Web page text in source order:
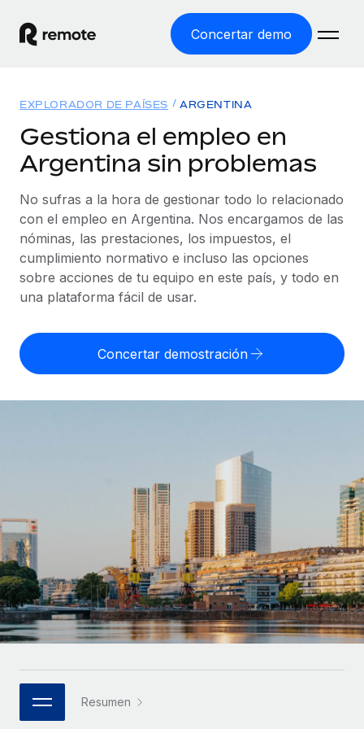
Concertar demo
EMPLEO GLOBAL
Nómina global
Gestiona las nóminas de forma sencilla y conforme a la
legalidad.
Employer of Record
Expándete en todo el mundo sin gastar en entidades.
cumpliendo la normativa.
Externaliza tareas laborales complejas.
INFRAESTRUCTURA
Conexión Remote
Integra los RR. HH. en tus flujos de trabajo sin
complicaciones.
Plataforma
Funciones esenciales de RR. HH. integradas para tu
Conectar
Conecta cualquier herramienta de IA con Remote
Soluciones
COBERTURA MUNDIAL
Explorador de países
Consulta el soporte del empleo global según el país.
Explorador estatal de EE. UU.
Simplifica la contratación en todos los estados de EE.
Comparador de Remote
Compáranos con otras empresas.
Soluciones ágiles de RR. HH. globales y nóminas para
empresas en crecimiento.
Mediana empresa
Amplía tu equipo con soluciones de RR. HH.
personalizadas.
Empresa
RR. HH. globales para grandes empresas.
ASOCIARSE
Socios tecnológicos estratégicos
Integra la gestión de los RR. HH. globales en tu
Recursos
HERRAMIENTAS Y CALCULADORAS
Calculadora del riesgo de clasificación errónea
Consulta el riesgo de clasificación errónea por país.
cualquier país.
APRENDIZAJE CON REMOTE
Glosario de RR. HH.
Listas de verificación y plantillas
Biblioteca de descripciones de puestos
Webinarios
Precios
English
Nederlands
Italiano
Português (Portugal)
日本語
한국어
中文（简体）
EXPLORADOR DE PAÍSES ARGENTINA
Gestiona el empleo en
Argentina sin problemas
No sufras a la hora de gestionar todo lo relacionado
con el empleo en Argentina. Nos encargamos de las
nóminas, las prestaciones, los impuestos, el
cumplimiento normativo e incluso las opciones
sobre acciones de tu equipo en este país, y todo en
una plataforma fácil de usar.
Concertar demostración
Resumen